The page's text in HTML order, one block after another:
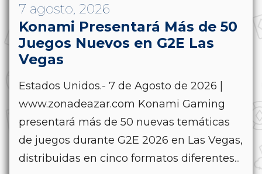
7 agosto, 2026
Konami Presentará Más de 50
Juegos Nuevos en G2E Las
Vegas
Estados Unidos.- 7 de Agosto de 2026 |
www.zonadeazar.com Konami Gaming
presentará más de 50 nuevas temáticas
de juegos durante G2E 2026 en Las Vegas,
distribuidas en cinco formatos diferentes...